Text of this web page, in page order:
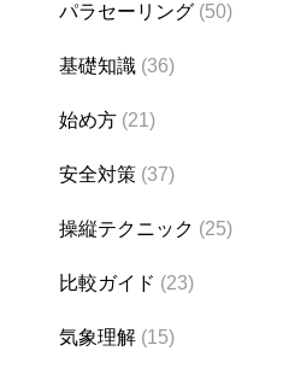
パラセーリング (50)
基礎知識 (36)
始め方 (21)
安全対策 (37)
操縦テクニック (25)
比較ガイド (23)
気象理解 (15)